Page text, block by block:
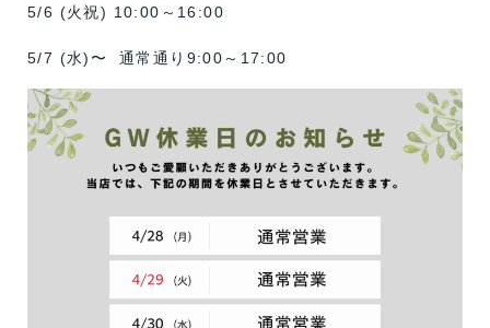
5/6 (火祝) 10:00～16:00
5/7 (水)〜 通常通り9:00～17:00